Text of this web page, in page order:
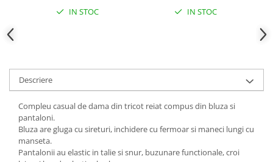
IN STOC IN STOC
Descriere
Compleu casual de dama din tricot reiat compus din bluza si
pantaloni.
Bluza are gluga cu sireturi, inchidere cu fermoar si maneci lungi cu
manseta.
Pantalonii au elastic in talie si snur, buzunare functionale, croi